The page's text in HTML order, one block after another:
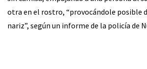
otra en el rostro, “provocándole posible
nariz”, según un informe de la policía de